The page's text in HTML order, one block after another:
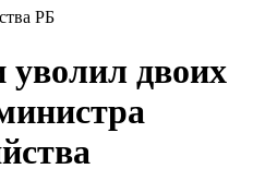
РБ
уволил двоих